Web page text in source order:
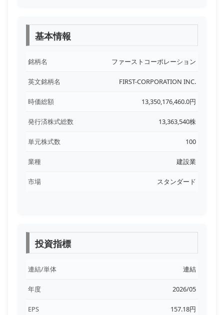
基本情報
銘柄名 ファーストコーポレーション
英文銘柄名 FIRST-CORPORATION INC.
時価総額 13,350,176,460.0円
発行済株式総数 13,363,540株
単元株式数 100
業種 建設業
市場 スタンダード
投資指標
連結/単体 連結
年度 2026/05
EPS 157.18円